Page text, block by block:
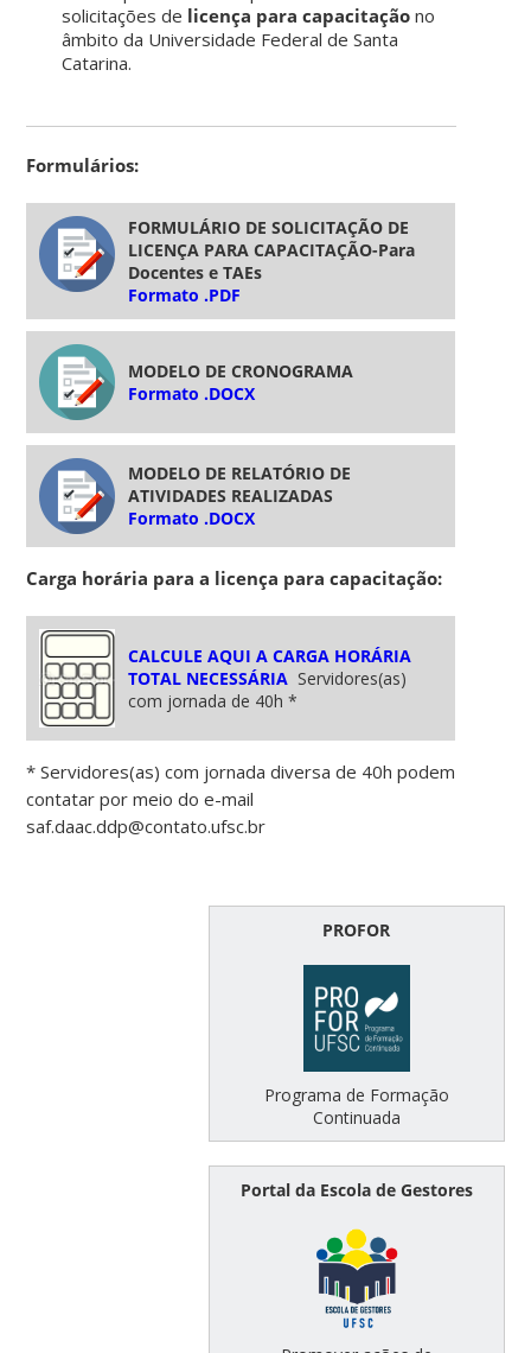
solicitaçõesde licença para capacitação no
âmbito da Universidade Federal de Santa
Catarina.
Formulários:
FORMULÁRIO DE SOLICITAÇÃO DE
LICENÇA PARA CAPACITAÇÃO-Para
Docentes e TAEs
Formato .PDF
MODELO DE CRONOGRAMA
Formato .DOCX
MODELO DE RELATÓRIO DE
ATIVIDADES REALIZADAS
Formato .DOCX
Carga horária para a licença para capacitação:
CALCULE AQUI A CARGA HORÁRIA
TOTAL NECESSÁRIA Servidores(as)
com jornada de 40h *
* Servidores(as) com jornada diversa de 40h podem
contatar por meio do e-mail
saf.daac.ddp@contato.ufsc.br
PROFOR
Programa de Formação
Continuada
Portal da Escola de Gestores